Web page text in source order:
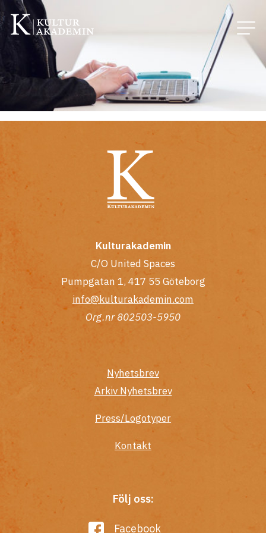
Kulturakademin
C/O United Spaces
Pumpgatan 1, 417 55 Göteborg
info@kulturakademin.com
Org.nr 802503-5950
Nyhetsbrev
Arkiv Nyhetsbrev
Press/Logotyper
Kontakt
Följ oss:
Facebook